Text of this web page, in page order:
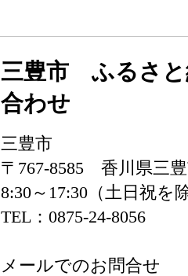
三豊市 ふるさと
合わせ
三豊市
〒767-8585 香川県三
8:30～17:30（土日祝を
TEL：0875-24-8056
メールでのお問合せ